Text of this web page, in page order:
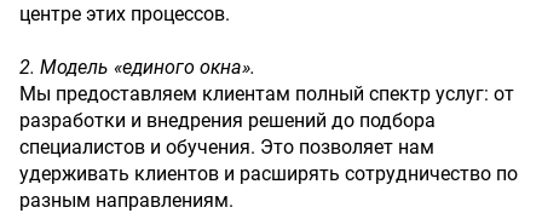
центре этих процессов.
2. Модель «единого окна».
Мы предоставляем клиентам полный спектр услуг: от
разработки и внедрения решений до подбора
специалистов и обучения. Это позволяет нам
удерживать клиентов и расширять сотрудничество по
разным направлениям.